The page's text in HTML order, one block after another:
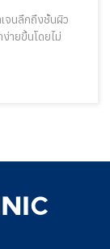
จนลึกถึงชั้นผิว
ายขึ้นโดยไม่